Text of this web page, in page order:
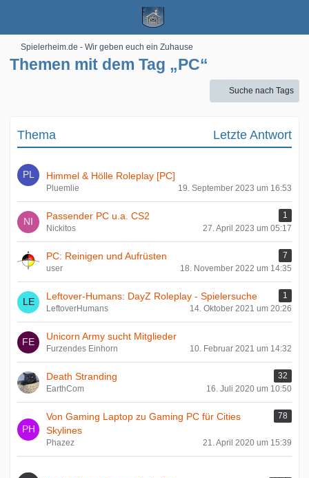
Spielerheim.de - Wir geben euch ein Zuhause
Themen mit dem Tag „PC“
Suche nach Tags
Thema Letzte Antwort
Himmel & Hölle Roleplay [PC]
Pluemlie 19. September 2023 um 16:53
Passender PC u.a. CS2
1
Nickitos
27. April 2023 um 05:17
PC: Reinigen und Aufrüsten
7
user
18. November 2022 um 14:35
Leftover-Humans: DayZ Roleplay - Spielersuche
1
LeftoverHumans
14. Oktober 2021 um 20:26
Unicorn Army sucht Mitglieder
Furzendes Einhorn 10. Februar 2021 um 14:32
Death Stranding
32
EarthCom
16. Juli 2020 um 10:50
Von Gaming Laptop zu Gaming PC für Cities
Skylines
78
Phazez 21. April 2020 um 15:39